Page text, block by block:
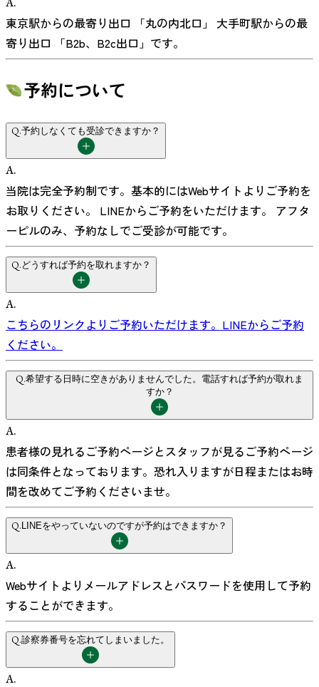
東京駅からの最寄り出口 「丸の内北口」 大手町駅からの最
寄り出口 「B2b、B2c出口」です。
予約について
Q.予約しなくても受診できますか？
A.
当院は完全予約制です。基本的にはWebサイトよりご予約を
お取りください。 LINEからご予約をいただけます。 アフタ
ーピルのみ、予約なしでご受診が可能です。
Q. どうすれば予約を取れますか？
A.
こちらのリンクよりご予約いただけます。LINEからご予約
ください。
Q.希望する日時に空きがありませんでした。電話すれば予約が取れま
すか？
A.
患者様の見れるご予約ページとスタッフが見るご予約ページ
は同条件となっております。恐れ入りますが日程またはお時
間を改めてご予約くださいませ。
Q.LINEをやっていないのですが予約はできますか？
A.
Webサイトよりメールアドレスとパスワードを使用して予約
することができます。
Q.診察券番号を忘れてしまいました。
A.